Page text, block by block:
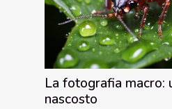
La fotografia macro:
nascosto